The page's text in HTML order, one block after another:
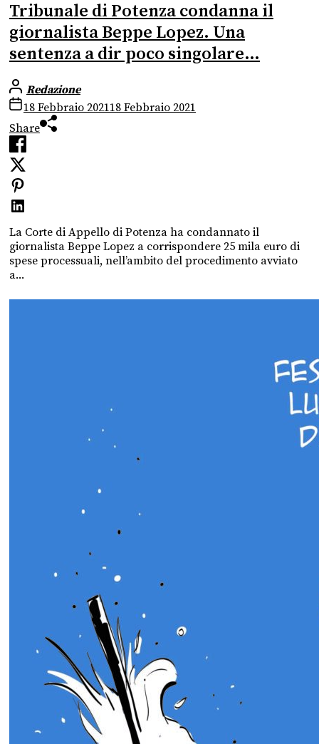
Tribunale di Potenza condanna il
giornalista Beppe Lopez. Una
sentenza a dir poco singolare…
Redazione
18 Febbraio 202118 Febbraio 2021
Share
La Corte di Appello di Potenza ha condannato il
giornalista Beppe Lopez a corrispondere 25 mila euro di
spese processuali, nell’ambito del procedimento avviato
a...